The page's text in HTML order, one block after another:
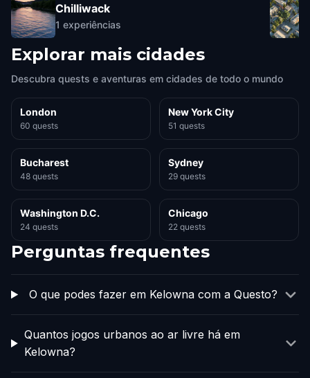
Chilliwack
1 experiências
Explorar mais cidades
Descubra quests e aventuras em cidades de todo o mundo
London
60 quests
New York City
51 quests
Bucharest
48 quests
Sydney
29 quests
Washington D.C.
24 quests
Chicago
22 quests
Perguntas frequentes
O que podes fazer em Kelowna com a Questo?
Quantos jogos urbanos ao ar livre há em
Kelowna?